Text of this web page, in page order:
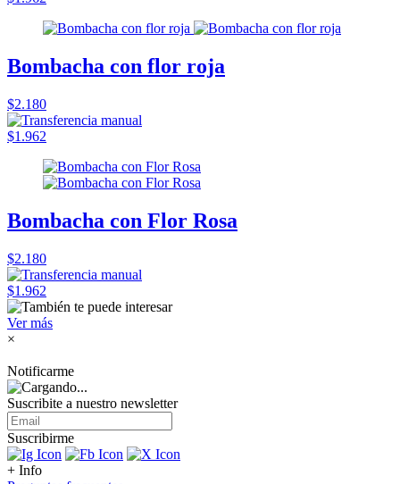
Bombacha con flor roja
$2.180
$1.962
Bombacha con Flor Rosa
$2.180
$1.962
Ver más
×
Notificarme
Suscribite a nuestro newsletter
Suscribirme
+ Info